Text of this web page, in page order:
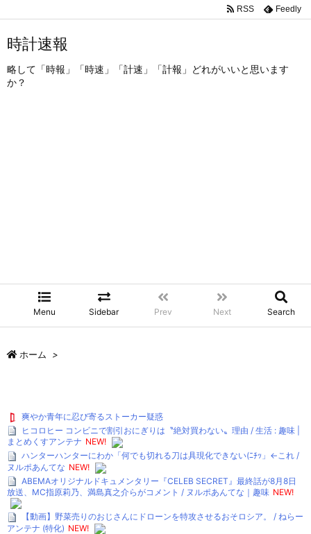
時計速報
略して「時報」「時速」「計速」「計報」どれがいいと思います
か？
Menu Sidebar Prev Next Search
RSS Feedly
ホーム >
爽やか青年に忍び寄るストーカー疑惑
ヒコロヒー コンビニで割引おにぎりは〝絶対買わない〟理由 / 生活 : 趣味 |
まとめくすアンテナ NEW!
ハンターハンターにわか「何でも切れる刀は具現化できない(ﾆﾁｯ」←これ /
ヌルポあんてな NEW!
ABEMAオリジナルドキュメンタリー『CELEB SECRET』最終話が8月8日
放送、MC指原莉乃、満島真之介らがコメント / ヌルポあんてな｜趣味 NEW!
【動画】野菜売りのおじさんにドローンを特攻させるおそロシア。 / ねらー
アンテナ (特化) NEW!